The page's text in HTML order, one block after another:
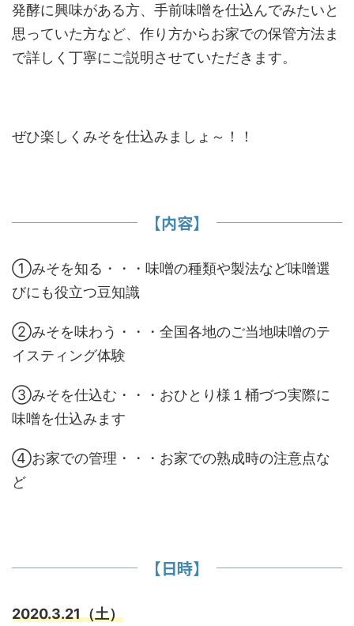
発酵に興味がある方、手前味噌を仕込んでみたいと
思っていた方など、作り方からお家での保管方法ま
で詳しく丁寧にご説明させていただきます。
ぜひ楽しくみそを仕込みましょ～！！
【内容】
①みそを知る・・・味噌の種類や製法など味噌選
びにも役立つ豆知識
②みそを味わう・・・全国各地のご当地味噌のテ
イスティング体験
③みそを仕込む・・・おひとり様１桶づつ実際に
味噌を仕込みます
④お家での管理・・・お家での熟成時の注意点な
ど
【日時】
2020.3.21（土）